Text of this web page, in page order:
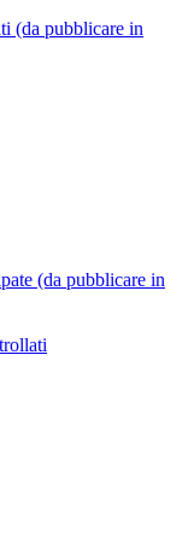
(da pubblicare in
(da pubblicare in